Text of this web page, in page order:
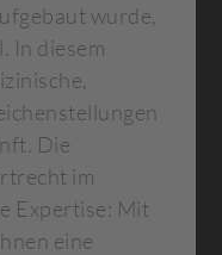
wurde,
In diesem
Die
im
Expertise: Mit
eine